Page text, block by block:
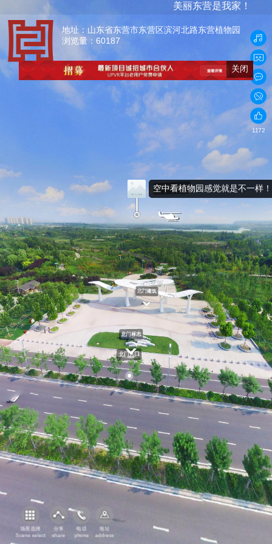
空中看植物园感觉就是不一样！
美丽东营是我家！
地址： 山东省东营市东营区滨河北路东营植物园
浏览量：60187
1172
场景选择
Scene select
分享
share
电话
phone
地址
address
关闭